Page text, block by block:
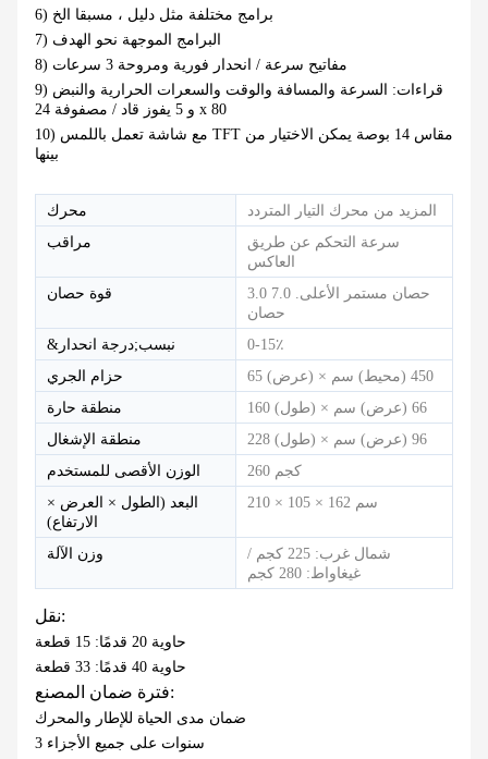
6) برامج مختلفة مثل دليل ، مسبقا الخ
7) البرامج الموجهة نحو الهدف
8) مفاتيح سرعة / انحدار فورية ومروحة 3 سرعات
9) قراءات: السرعة والمسافة والوقت والسعرات الحرارية والنبض
و 5 يفوز قاد / مصفوفة 24 x 80
10) مع شاشة تعمل باللمس TFT مقاس 14 بوصة يمكن الاختيار من
بينها
محرك
المزيد من محرك التيار المتردد
مراقب
سرعة التحكم عن طريق
العاكس
قوة حصان
3.0 حصان مستمر الأعلى. 7.0
حصان
&نبسب;درجة انحدار
0-15٪
حزام الجري
65 (عرض) × 450 (محيط) سم
منطقة حارة
160 (طول) × 66 (عرض) سم
منطقة الإشغال
228 (طول) × 96 (عرض) سم
الوزن الأقصى للمستخدم
260 كجم
البعد (الطول × العرض ×
الارتفاع)
210 × 105 × 162 سم
وزن الآلة
شمال غرب: 225 كجم /
غيغاواط: 280 كجم
نقل:
حاوية 20 قدمًا: 15 قطعة
حاوية 40 قدمًا: 33 قطعة
فترة ضمان المصنع:
ضمان مدى الحياة للإطار والمحرك
3 سنوات على جميع الأجزاء